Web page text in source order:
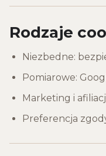
Rodzaje
Niezbedne:
Pomiarowe:
Marketing i
Preferencja